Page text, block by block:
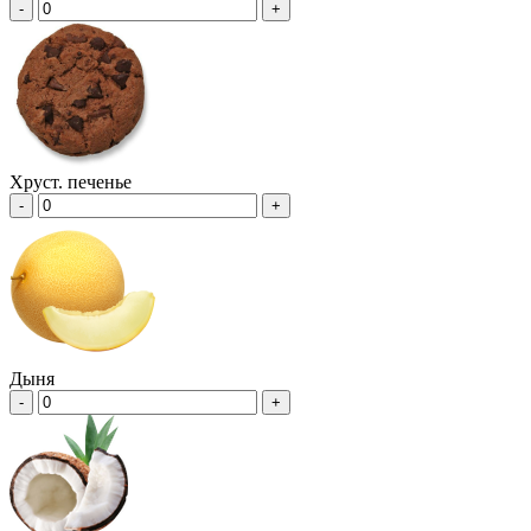
- +
Хруст. печенье
- +
Дыня
- +